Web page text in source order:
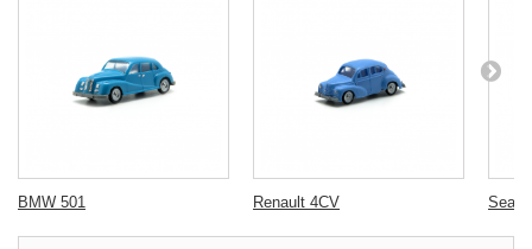
BMW 501 Renault 4CV Seat